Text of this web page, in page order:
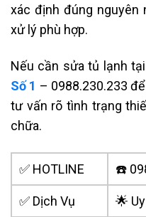
xác định đúng nguyên
xử lý phù hợp.
Nếu cần sửa tủ lạnh
Số 1 – 0988.230.233
tư vấn rõ tình trạng
chữa.
✅ HOTLINE ☎️
✅ Dịch Vụ 🌟